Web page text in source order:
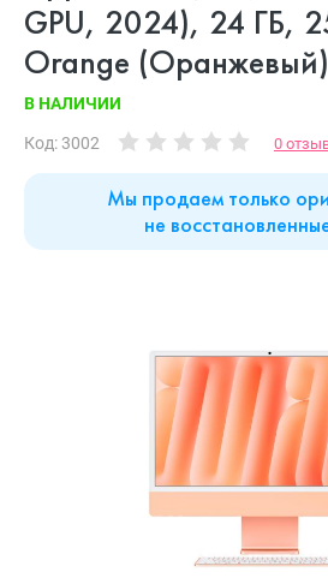
GPU, 2024), 24 ГБ,
Orange (Оранжевый)
В НАЛИЧИИ
Код: 3002 0
Мы продаем только
не